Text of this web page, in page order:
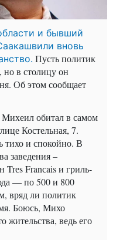
и бывший
вновь
Пусть политик
но в столицу он
Об этом сообщает
Михеил обитал в самом
Костельная, 7.
тихо и спокойно. В
заведения –
Trеs Franсais и гриль-
— по 500 и 800
вряд ли политик
Боюсь, Михо
жительства, ведь его